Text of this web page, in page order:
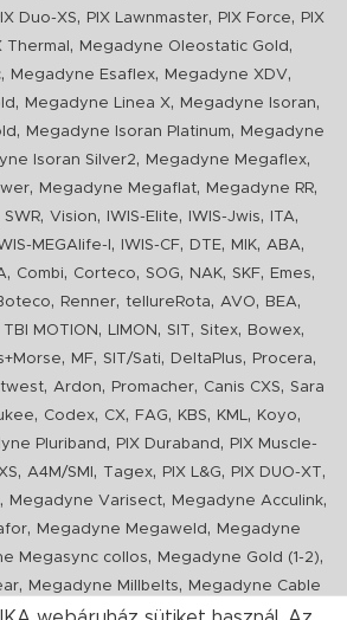
Duo-XS, PIX Lawnmaster, PIX Force,
PIX
Thermal , Megadyne Oleostatic Gold ,
, Megadyne Esaflex, Megadyne XDV,
, Megadyne Linea X, Megadyne Isoran,
, Megadyne Isoran Platinum,
Megadyne
Isoran Silver2, Megadyne Megaflex,
, Megadyne Megaflat, Megadyne RR,
SWR, Vision, IWIS-Elite, IWIS-Jwis, ITA,
MEGAlife-I , IWIS-CF, DTE, MIK, ABA,
, Combi, Corteco, SOG, NAK, SKF, Emes,
, Renner, tellureRota, AVO, BEA,
TBI MOTION , LIMON , SIT, Sitex, Bowex,
, MF, SIT/Sati, DeltaPlus, Procera,
, Ardon, Promacher, Canis CXS, Sara
, Codex, CX, FAG, KBS, KML, Koyo,
Pluriband , PIX Duraband ,
PIX Muscle-
, A4M/SMI , Tagex, PIX L&G, PIX DUO-XT,
, Megadyne Varisect, Megadyne Acculink,
, Megadyne Megaweld ,
Megadyne
Megasync collos, Megadyne Gold (1-2),
, Megadyne Millbelts,
Megadyne Cable
Pull Down, Optibelt VB,Mitsuboshi